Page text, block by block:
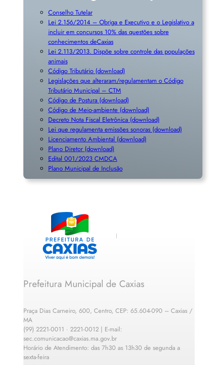
Conselho Tutelar
Lei 2.156/2014 – Obriga e Executivo e o Legislativo a
incluir em concursos 10% das questões sobre
conhecimentos deCaxias
Lei 2.113/2013. Dispõe sobre controle das populações
animais
Código Tributário (download)
Legislações que alteraram/regulamentam o Código
Tributário Municipal – CTM
Código de Postura (download)
Código de Meio-ambiente (download)
Decreto Nota Fiscal Eletrônica (download)
Lei que regulamenta emissões sonoras (download)
Licenciamento Ambiental (download)
Plano Diretor (download)
Edital 001/2023 CMDCA
Plano Municipal de Inclusão
Prefeitura Municipal de Caxias
Praça Dias Carneiro, 600, Centro, CEP: 65.604-090 – Caxias /
MA
(99) 2221-0011 · 2221-0012 | E-mail:
sec.comunicacao@caxias.ma.gov.br
Horário de Atendimento: das 7h30 as 13h30 de segunda a
sexta-feira